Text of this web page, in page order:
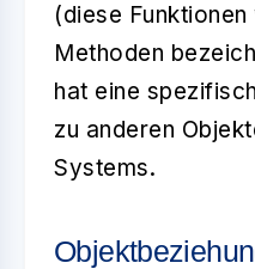
(diese
Methoden
hat eine
zu anderen
Systems.